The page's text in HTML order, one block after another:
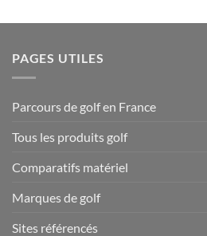
PAGES UTILES
Parcours de golf en France
Tous les produits golf
Comparatifs matériel
Marques de golf
Sites référencés